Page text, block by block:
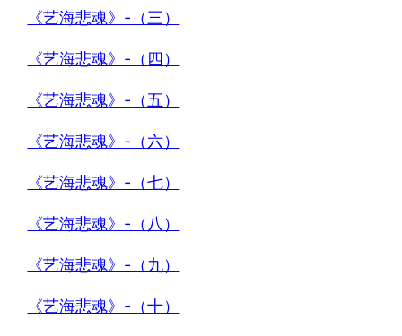
《艺海悲魂》-（三）
《艺海悲魂》-（四）
《艺海悲魂》-（五）
《艺海悲魂》-（六）
《艺海悲魂》-（七）
《艺海悲魂》-（八）
《艺海悲魂》-（九）
《艺海悲魂》-（十）